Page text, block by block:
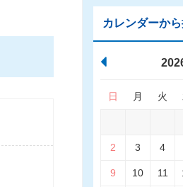
カレンダーか
日 月 火
2 3 4
9 10 11